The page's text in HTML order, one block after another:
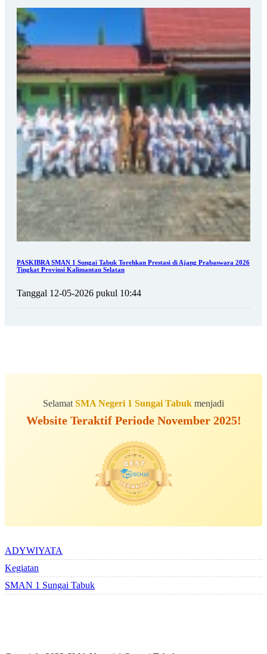
PASKIBRA SMAN 1 Sungai Tabuk Torehkan Prestasi di Ajang Prabaswara 2026
Tingkat Provinsi Kalimantan Selatan
Tanggal 12-05-2026 pukul 10:44
Selamat SMA Negeri 1 Sungai Tabuk menjadi
Website Teraktif Periode November 2025!
ADYWIYATA
Kegiatan
SMAN 1 Sungai Tabuk